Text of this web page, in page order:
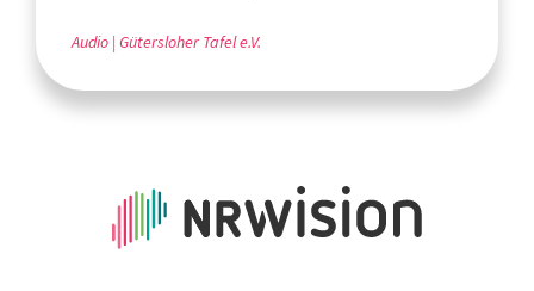
Audio Gütersloher Tafel e.V.